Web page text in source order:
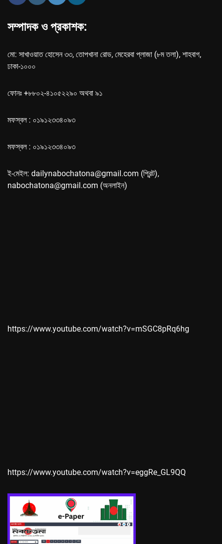
সম্পাদক ও প্রকাশক:
মো: সাখাওয়াত হোসেন ৩৩, তোপখানা রোড, মেহেরবা প্লাজা (৮ম তলা), শাহবাগ,
ঢাকা-১০০০
ফোনঃ +৮৮০২-৪১০৫২২৯০ অথবা ৯১
মফস্বল : ০১৯১২৩৩৪০৯৩
মফস্বল : ০১৯১২৩৩৪০৯৩
ই-মেইল: dailynabochatona@gmail.com (প্রিন্ট),
nabochatona@gmail.com (অনলাইন)
https://www.youtube.com/watch?v=mSGC8pRq6hg
https://www.youtube.com/watch?v=eggRe_GL9QQ